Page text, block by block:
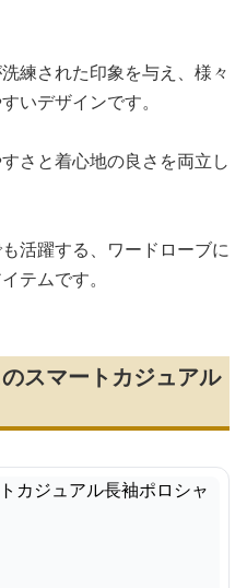
練された印象を与え、様々
いデザインです。
さと着心地の良さを両立し
活躍する、ワードローブに
テムです。
スマートカジュアル